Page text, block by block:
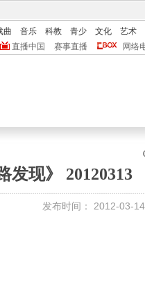
曲 音乐 科教 青少 文化
艺术
直播中国 赛事直播 网络
发现》 20120313
发布时间： 2012-03-